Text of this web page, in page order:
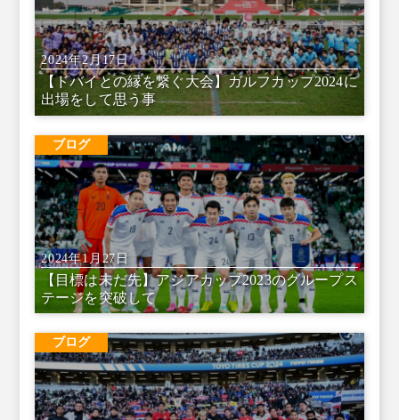
2024年2月17日
【ドバイとの縁を繋ぐ大会】ガルフカップ2024に
出場をして思う事
ブログ
2024年1月27日
【目標は未だ先】アジアカップ2023のグループス
テージを突破して
ブログ